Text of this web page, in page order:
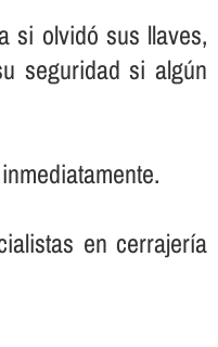
si olvidó sus llaves,
seguridad si algún
en cerrajerí­a